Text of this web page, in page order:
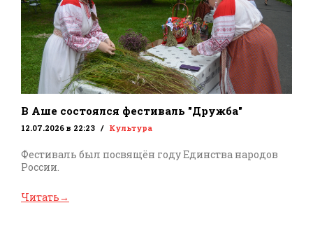
В Аше состоялся фестиваль "Дружба"
12.07.2026 в 22:23 Культура
Фестиваль был посвящён году Единства народов
России.
Читать→